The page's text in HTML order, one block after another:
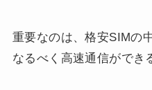
重要なのは、格安SIMの
なるべく高速通信ができ